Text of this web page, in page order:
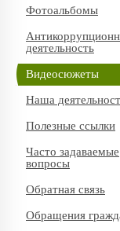
Фотоальбомы
деятельность
Видеосюжеты
Наша
Полезные ссылки
Часто задаваемые
вопросы
Обратная связь
Обращения